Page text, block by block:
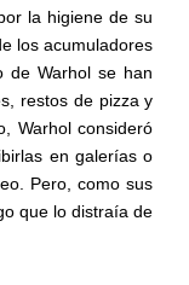
la higiene de su
los acumuladores
de Warhol se han
restos de pizza y
Warhol consideró
en galerías o
Pero, como sus
que lo distraía de